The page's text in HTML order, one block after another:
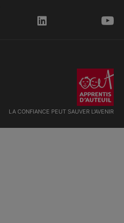
LA CONFIANCE PEUT SAUVER L'AVENIR